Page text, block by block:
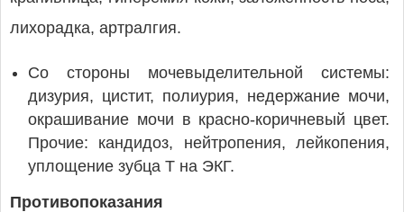
лихорадка, артралгия.
Со стороны мочевыделительной системы:
дизурия, цистит, полиурия, недержание мочи,
окрашивание мочи в красно-коричневый цвет.
Прочие: кандидоз, нейтропения, лейкопения,
уплощение зубца Т на ЭКГ.
Противопоказания